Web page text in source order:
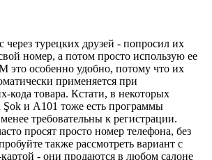
через турецких друзей - попросил их
номер, а потом просто использую ее
это особенно удобно, потому что их
применяется при
кода товара. Кстати, в некоторых
Şok и A101 тоже есть программы
требовательны к регистрации.
просят просто номер телефона, без
также рассмотреть вариант с
- они продаются в любом салоне